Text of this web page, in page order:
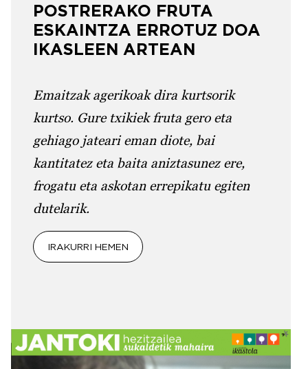
POSTRERAKO FRUTA
ESKAINTZA ERROTUZ DOA
IKASLEEN ARTEAN
Emaitzak agerikoak dira kurtsorik
kurtso. Gure txikiek fruta gero eta
gehiago jateari eman diote, bai
kantitatez eta baita aniztasunez ere,
frogatu eta askotan errepikatu egiten
dutelarik.
IRAKURRI HEMEN